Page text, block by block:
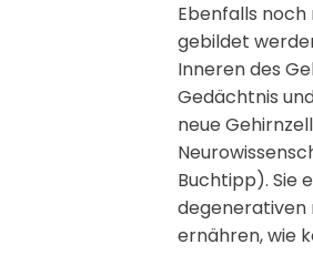
Ebenfalls
gebildet
Inneren des
Gedächtnis
neue
Buchtipp). Sie
degenerativen
ernähren, wie